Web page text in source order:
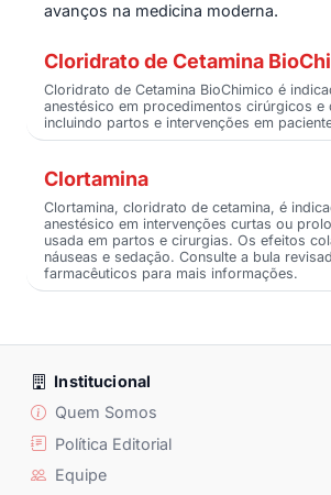
avanços na medicina moderna.
Cloridrato de Cetamina
Cloridrato de Cetamina BioChimico é
anestésico em procedimentos cirúrgicos e
incluindo partos e intervenções em
Clortamina
Clortamina, cloridrato de cetamina, é
anestésico em intervenções curtas ou
usada em partos e cirurgias. Os efeitos
náuseas e sedação. Consulte a bula
farmacêuticos para mais informações.
Institucional
Quem Somos
Política Editorial
Equipe